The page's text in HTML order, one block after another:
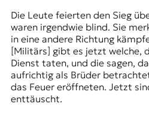
Die Leute feierten den Sieg
waren irgendwie blind. Sie
in eine andere Richtung
[Militärs] gibt es jetzt welche,
Dienst taten, und die sagen,
aufrichtig als Brüder
das Feuer eröffneten. Jetzt
enttäuscht.